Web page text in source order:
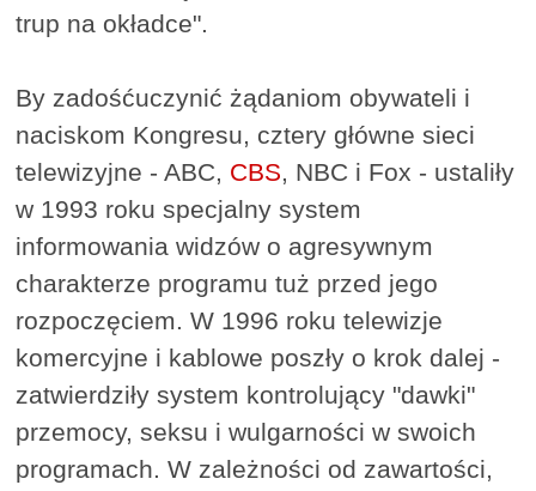
trup na okładce".
By zadośćuczynić żądaniom obywateli i
naciskom Kongresu, cztery główne sieci
telewizyjne - ABC, CBS, NBC i Fox - ustaliły
w 1993 roku specjalny system
informowania widzów o agresywnym
charakterze programu tuż przed jego
rozpoczęciem. W 1996 roku telewizje
komercyjne i kablowe poszły o krok dalej -
zatwierdziły system kontrolujący "dawki"
przemocy, seksu i wulgarności w swoich
programach. W zależności od zawartości,